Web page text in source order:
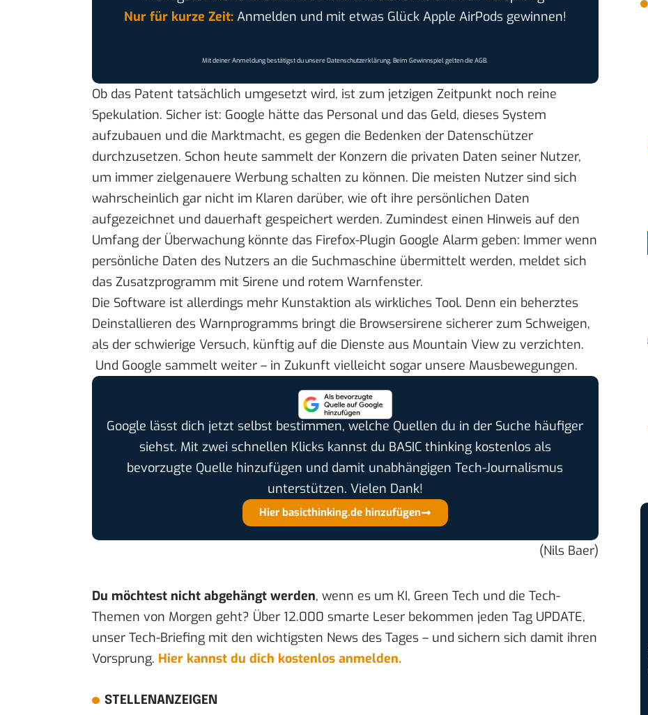
Nur für kurze Zeit:Anmelden und mit etwas Glück Apple AirPods gewinnen!
Mit deiner Anmeldung bestätigst du unsereDatenschutzerklärung. Beim Gewinnspiel gelten dieAGB.
Ob das Patent tatsächlich umgesetzt wird, ist zum jetzigen Zeitpunkt noch reine
Spekulation. Sicher ist: Google hätte das Personal und das Geld, dieses System
aufzubauen und die Marktmacht, es gegen die Bedenken der Datenschützer
durchzusetzen. Schon heute sammelt der Konzern die privaten Daten seiner Nutzer,
um immer zielgenauere Werbung schalten zu können. Die meisten Nutzer sind sich
wahrscheinlich gar nicht im Klaren darüber, wie oft ihre persönlichen Daten
aufgezeichnet und dauerhaft gespeichert werden. Zumindest einen Hinweis auf den
Umfang der Überwachung könnte das Firefox-Plugin Google Alarm geben: Immer wenn
persönliche Daten des Nutzers an die Suchmaschine übermittelt werden, meldet sich
das Zusatzprogramm mit Sirene und rotem Warnfenster.
Die Software ist allerdings mehr Kunstaktion als wirkliches Tool. Denn ein beherztes
Deinstallieren des Warnprogramms bringt die Browsersirene sicherer zum Schweigen,
als der schwierige Versuch, künftig auf die Dienste aus Mountain View zu verzichten.
Und Google sammelt weiter – in Zukunft vielleicht sogar unsere Mausbewegungen.
Google lässt dich jetzt selbst bestimmen, welche Quellen du in der Suche häufiger
siehst. Mit zwei schnellen Klicks kannst du BASIC thinking kostenlos als
bevorzugte Quelle hinzufügen und damit unabhängigen Tech-Journalismus
unterstützen. Vielen Dank!
Hier basicthinking.de hinzufügen
(Nils Baer)
Du möchtest nicht abgehängt werden, wenn es um KI, Green Tech und die Tech-
Themen von Morgen geht? Über 12.000 smarte Leser bekommen jeden Tag UPDATE,
unser Tech-Briefing mit den wichtigsten News des Tages – und sichern sich damit ihren
Vorsprung. Hier kannst du dich kostenlos anmelden.
STELLENANZEIGEN